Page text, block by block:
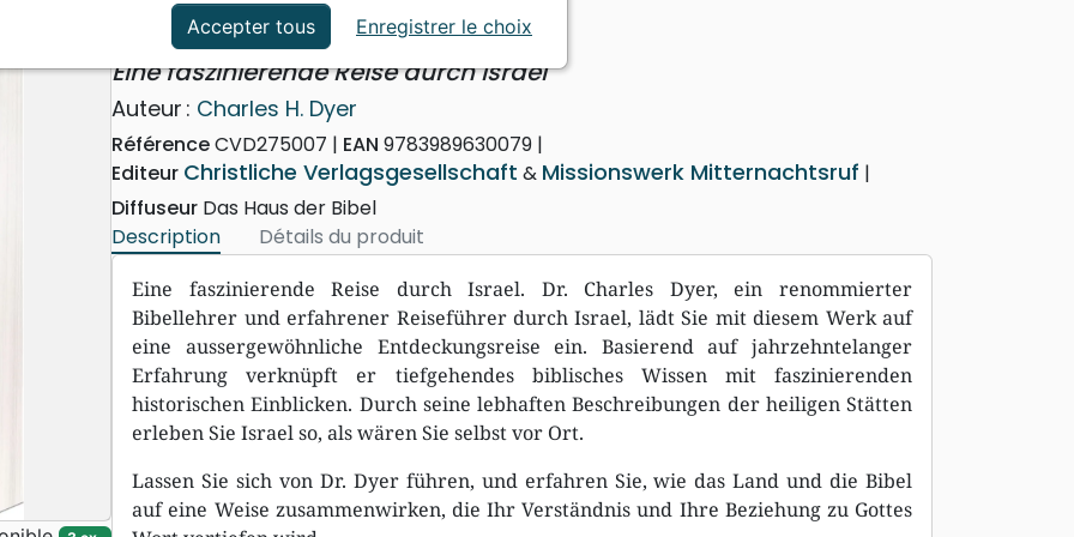
Événements actuels
Das Land des Buches erleben
Eine faszinierende Reise durch Israel
Auteur : Charles H. Dyer
RéférenceCVD275007 EAN 9783989630079
Editeur Christliche Verlagsgesellschaft & Missionswerk Mitternachtsruf
Diffuseur Das Haus der Bibel
Description
Détails du produit
Eine faszinierende Reise durch Israel. Dr. Charles Dyer, ein renommierter
Bibellehrer und erfahrener Reiseführer durch Israel, lädt Sie mit diesem Werk auf
eine aussergewöhnliche Entdeckungsreise ein. Basierend auf jahrzehntelanger
Erfahrung verknüpft er tiefgehendes biblisches Wissen mit faszinierenden
historischen Einblicken. Durch seine lebhaften Beschreibungen der heiligen Stätten
erleben Sie Israel so, als wären Sie selbst vor Ort.
Lassen Sie sich von Dr. Dyer führen, und erfahren Sie, wie das Land und die Bibel
auf eine Weise zusammenwirken, die Ihr Verständnis und Ihre Beziehung zu Gottes
Accepter tous Enregistrer le choix